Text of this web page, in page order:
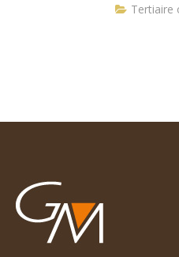
Tertiaire